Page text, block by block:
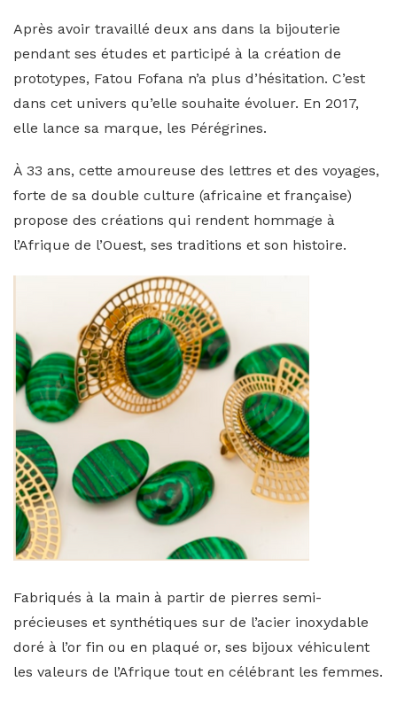
Après avoir travaillé deux ans dans la bijouterie
pendant ses études et participé à la création de
prototypes, Fatou Fofana n’a plus d’hésitation. C’est
dans cet univers qu’elle souhaite évoluer. En 2017,
elle lance sa marque, les Pérégrines.
À 33 ans, cette amoureuse des lettres et des voyages,
forte de sa double culture (africaine et française)
propose des créations qui rendent hommage à
l’Afrique de l’Ouest, ses traditions et son histoire.
Fabriqués à la main à partir de pierres semi-
précieuses et synthétiques sur de l’acier inoxydable
doré à l’or fin ou en plaqué or, ses bijoux véhiculent
les valeurs de l’Afrique tout en célébrant les femmes.